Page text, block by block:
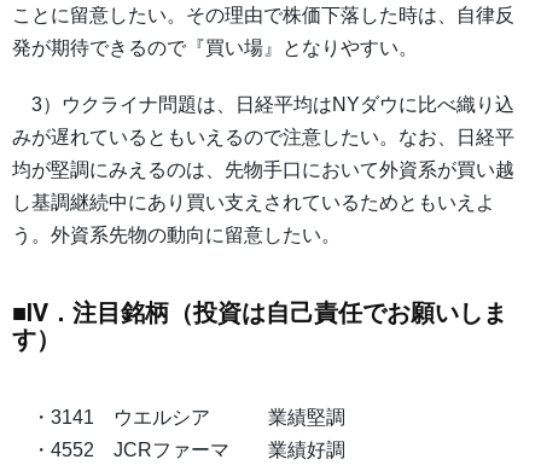
ことに留意したい。その理由で株価下落した時は、自律反
発が期待できるので『買い場』となりやすい。
3）ウクライナ問題は、日経平均はNYダウに比べ織り込
みが遅れているともいえるので注意したい。なお、日経平
均が堅調にみえるのは、先物手口において外資系が買い越
し基調継続中にあり買い支えされているためともいえよ
う。外資系先物の動向に留意したい。
■IV．注目銘柄（投資は自己責任でお願いしま
す）
・3141 ウエルシア 業績堅調
・4552 JCRファーマ 業績好調